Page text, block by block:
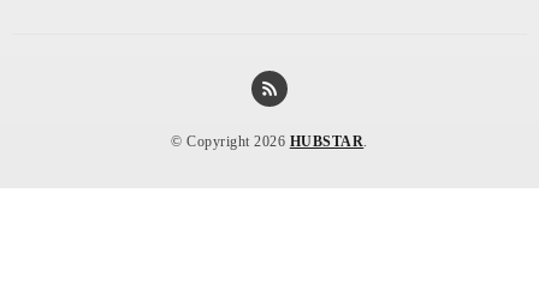
© Copyright 2026 HUBSTAR.